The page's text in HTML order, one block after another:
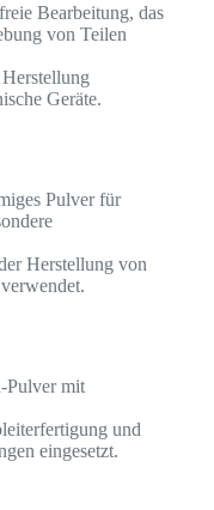
Bearbeitung, das
von Teilen
Geräte.
Pulver für
Herstellung von
Pulver mit
und
eingesetzt.